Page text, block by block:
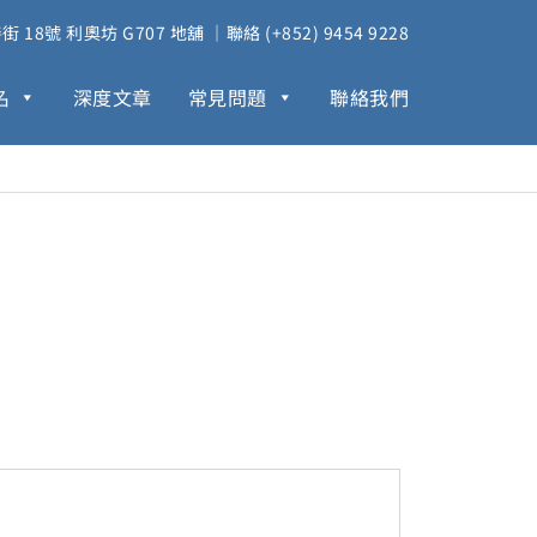
18號 利奧坊 G707 地舖 ｜聯絡 (+852) 9454 9228
深度文章 常見問題 聯絡我們